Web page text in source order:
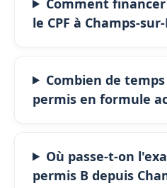
le CPF à Champs-
Combien de
permis en formule
Où passe-t-on
permis B depuis